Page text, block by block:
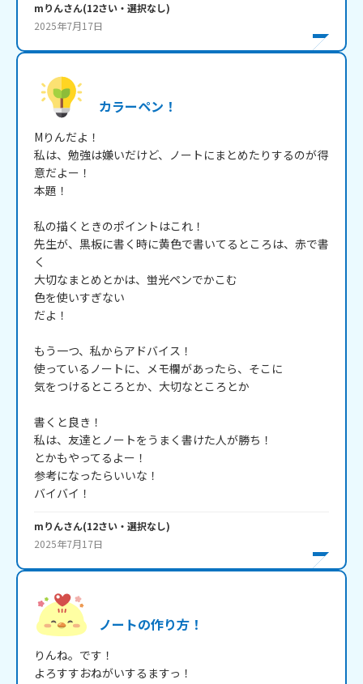
mりんさん(12さい・ 選択なし)
2025年7月17日
カラーペン！
Mりんだよ！
私は、勉強は嫌いだけど、ノートにまとめたりするのが得
意だよー！
本題！
私の描くときのポイントはこれ！
先生が、黒板に書く時に黄色で書いてるところは、赤で書
く
大切なまとめとかは、蛍光ペンでかこむ
色を使いすぎない
だよ！
もう一つ、私からアドバイス！
使っているノートに、メモ欄があったら、そこに
気をつけるところとか、大切なところとか
書くと良き！
私は、友達とノートをうまく書けた人が勝ち！
とかもやってるよー！
参考になったらいいな！
バイバイ！
mりんさん(12さい・ 選択なし)
2025年7月17日
ノートの作り方！
りんね。です！
よろすすおねがいするますっ！